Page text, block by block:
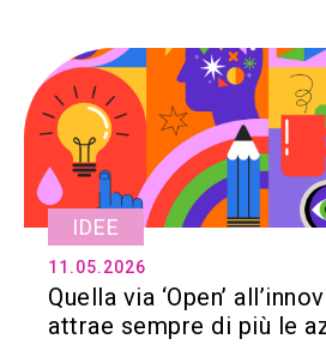
IDEE
11.05.2026
Quella via ‘Open’
attrae sempre di più le